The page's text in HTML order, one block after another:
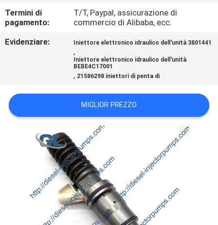
CONTROLLO
DELLA
QUALITÀ
UN
PREVENTIVO
MAPPA
POLITICA
Termini di
pagamento:
T/T, Paypal, assicurazione di
commercio di Alibaba, ecc.
Evidenziare:
Iniettore elettronico idraulico dell'unità 3801441
,
Iniettore elettronico idraulico dell'unità
BEBE4C17001
, 21586298 iniettori di penta di
MIGLIOR PREZZO